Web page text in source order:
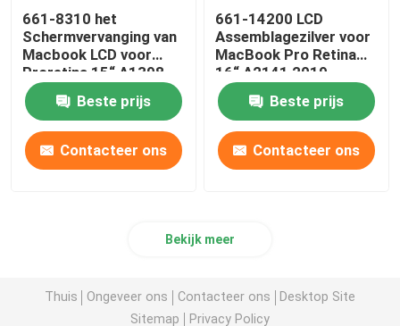
661-8310 het
Schermvervanging van
Macbook LCD voor
Proretina 15“ A1398
eind 2013-2014 van
Apple
Beste prijs
Contacteer ons
661-14200 LCD
Assemblagezilver voor
MacBook Pro Retina
16“ A2141 2019
EMC3347
Beste prijs
Contacteer ons
Bekijk meer
Thuis Ongeveer ons Contacteer ons
Desktop Site
Sitemap
Privacy Policy